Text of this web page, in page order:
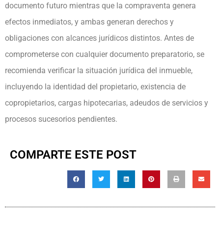
documento futuro mientras que la compraventa genera
efectos inmediatos, y ambas generan derechos y
obligaciones con alcances jurídicos distintos. Antes de
comprometerse con cualquier documento preparatorio, se
recomienda verificar la situación jurídica del inmueble,
incluyendo la identidad del propietario, existencia de
copropietarios, cargas hipotecarias, adeudos de servicios y
procesos sucesorios pendientes.
COMPARTE ESTE POST